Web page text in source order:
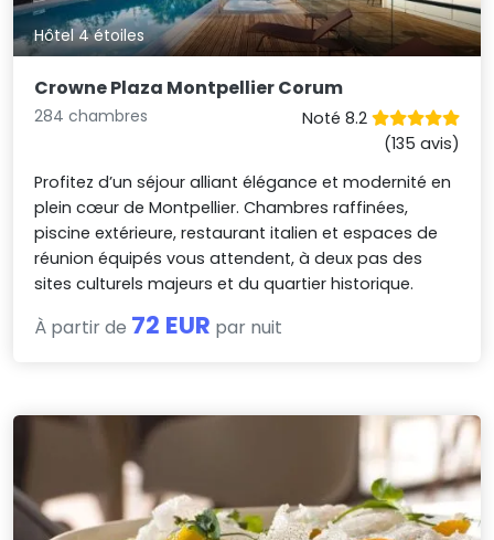
Hôtel 4 étoiles
Crowne Plaza Montpellier Corum
284 chambres
Noté 8.2
(135 avis)
Profitez d’un séjour alliant élégance et modernité en
plein cœur de Montpellier. Chambres raffinées,
piscine extérieure, restaurant italien et espaces de
réunion équipés vous attendent, à deux pas des
sites culturels majeurs et du quartier historique.
À partir de 72 EUR par nuit